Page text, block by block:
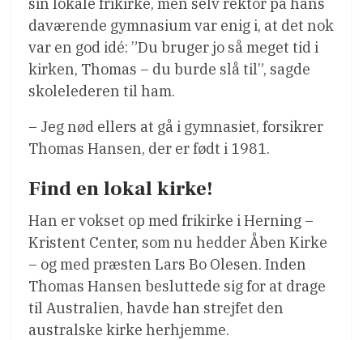
daværende gymnasium var enig i, at det nok
var en god idé: ”Du bruger jo så meget tid i
kirken, Thomas – du burde slå til”, sagde
skolelederen til ham.
– Jeg nød ellers at gå i gymnasiet, forsikrer
Thomas Hansen, der er født i 1981.
Find en lokal kirke!
Han er vokset op med frikirke i Herning –
Kristent Center, som nu hedder Åben Kirke
– og med præsten Lars Bo Olesen. Inden
Thomas Hansen besluttede sig for at drage
til Australien, havde han strejfet den
australske kirke herhjemme.